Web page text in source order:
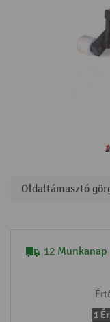
12 Munkanap
1